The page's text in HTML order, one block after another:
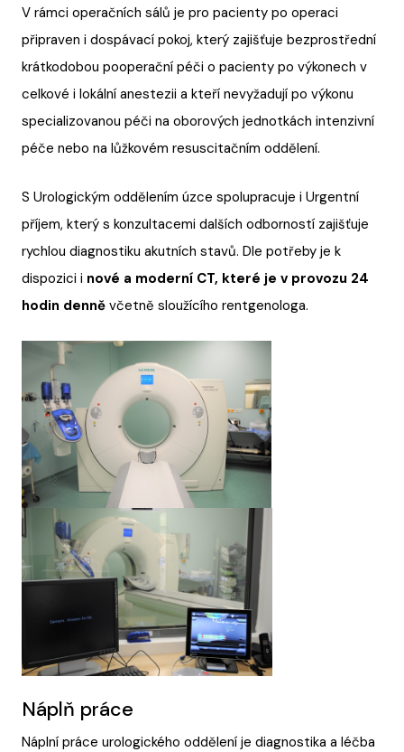
V rámci operačních sálů je pro pacienty po operaci
připraven i dospávací pokoj, který zajišťuje bezprostřední
krátkodobou pooperační péči o pacienty po výkonech v
celkové i lokální anestezii a kteří nevyžadují po výkonu
specializovanou péči na oborových jednotkách intenzivní
péče nebo na lůžkovém resuscitačním oddělení.
S Urologickým oddělením úzce spolupracuje i Urgentní
příjem, který s konzultacemi dalších odborností zajišťuje
rychlou diagnostiku akutních stavů. Dle potřeby je k
dispozici i nové a moderní CT, které je v provozu 24
hodin denně včetně sloužícího rentgenologa.
Náplň práce
Náplní práce urologického oddělení je diagnostika a léčba